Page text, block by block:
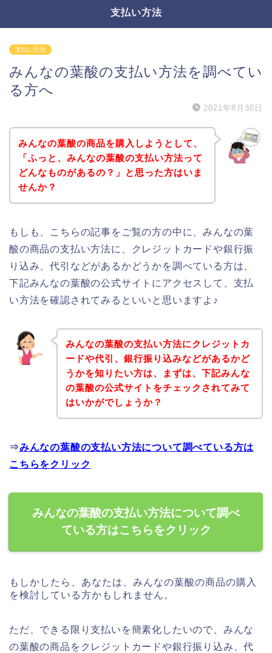
支払い方法
支払い方法
みんなの葉酸の支払い方法を調べてい
る方へ
2021年8月30日
みんなの葉酸の商品を購入しようとして、
「ふっと、みんなの葉酸の支払い方法って
どんなものがあるの？」と思った方はいま
せんか？
もしも、こちらの記事をご覧の方の中に、みんなの葉
酸の商品の支払い方法に、クレジットカードや銀行振
り込み、代引などがあるかどうかを調べている方は、
下記みんなの葉酸の公式サイトにアクセスして、支払
い方法を確認されてみるといいと思いますよ♪
みんなの葉酸の支払い方法にクレジットカ
ードや代引、銀行振り込みなどがあるかど
うかを知りたい方は、まずは、下記みんな
の葉酸の公式サイトをチェックされてみて
はいかがでしょうか？
⇒みんなの葉酸の支払い方法について調べている方は
こちらをクリック
みんなの葉酸の支払い方法について調べ
ている方はこちらをクリック
もしかしたら、あなたは、みんなの葉酸の商品の購入
を検討している方かもしれません。
ただ、できる限り支払いを簡素化したいので、みんな
の葉酸の商品をクレジットカードや銀行振り込み、代